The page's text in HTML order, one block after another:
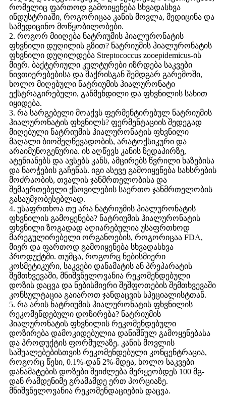
რომელიც ფართოდ გამოიყენება სხვადასხვა
ინდუსტრიაში, როგორიცაა კანის მოვლა, მედიცინა და
სამედიცინო მოწყობილობები.
2. როგორ მიიღება ნატრიუმის ჰიალურონატის
ფხვნილი დუღილის გზით? ნატრიუმის ჰიალურონატის
ფხვნილი დუღილდება Streptococcus zooepidemicus-ის
მიერ. ბაქტერიული კულტურები იზრდება საკვები
ნივთიერებებისა და შაქრისგან შემდგარ გარემოში,
ხოლო მიღებული ნატრიუმის ჰიალურონატი
ექსტრაგირებული, გაწმენდილი და ფხვნილის სახით
იყიდება.
3. რა სარგებელი მოაქვს ფერმენტირებულ ნატრიუმის
ჰიალურონატის ფხვნილს? ფერმენტაციის შედეგად
მიღებული ნატრიუმის ჰიალურონატის ფხვნილი
მაღალი ბიოშეღწევადობის, არატოქსიკური და
არაიმუნოგენურია. ის აღწევს კანის ზედაპირზე,
ატენიანებს და ავსებს კანს, ამცირებს წვრილი ხაზებისა
და ნაოჭების გაჩენას. იგი ასევე გამოიყენება სახსრების
მოძრაობის, თვალის ჯანმრთელობისა და
შემაერთებელი ქსოვილების საერთო ჯანმრთელობის
გასაუმჯობესებლად.
4. უსაფრთხოა თუ არა ნატრიუმის ჰიალურონატის
ფხვნილის გამოყენება? ნატრიუმის ჰიალურონატის
ფხვნილი ზოგადად აღიარებულია უსაფრთხოდ
მარეგულირებელი ორგანოების, როგორიცაა FDA,
მიერ და ფართოდ გამოიყენება სხვადასხვა
პროდუქტში. თუმცა, როგორც ნებისმიერი
კოსმეტიკური, საკვები დანამატის ან პრეპარატის
შემთხვევაში, მნიშვნელოვანია რეკომენდებული
დოზის დაცვა და ნებისმიერი შეშფოთების შემთხვევაში
კონსულტაცია გაიაროთ ჯანდაცვის სპეციალისტთან.
5. რა არის ნატრიუმის ჰიალურონატის ფხვნილის
რეკომენდებული დოზირება? ნატრიუმის
ჰიალურონატის ფხვნილის რეკომენდებული
დოზირება დამოკიდებულია დანიშნულ გამოყენებასა
და პროდუქტის ფორმულაზე. კანის მოვლის
საშუალებებისთვის რეკომენდებული კონცენტრაცია,
როგორც წესი, 0.1%-დან 2%-მდეა, ხოლო საკვები
დანამატების დოზები შეიძლება მერყეობდეს 100 მგ-
დან რამდენიმე გრამამდე ერთ პორციაზე.
მნიშვნელოვანია რეკომენდაციების დაცვა.